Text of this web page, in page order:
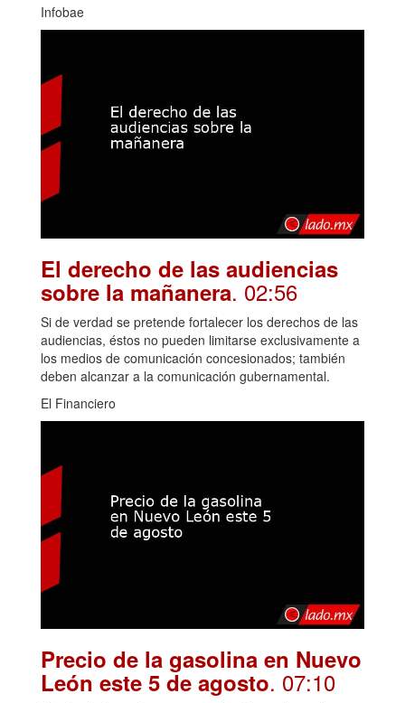
Infobae
El derecho de las audiencias
sobre la mañanera. 02:56
Si de verdad se pretende fortalecer los derechos de las
audiencias, éstos no pueden limitarse exclusivamente a
los medios de comunicación concesionados; también
deben alcanzar a la comunicación gubernamental.
El Financiero
Precio de la gasolina en Nuevo
León este 5 de agosto. 07:10